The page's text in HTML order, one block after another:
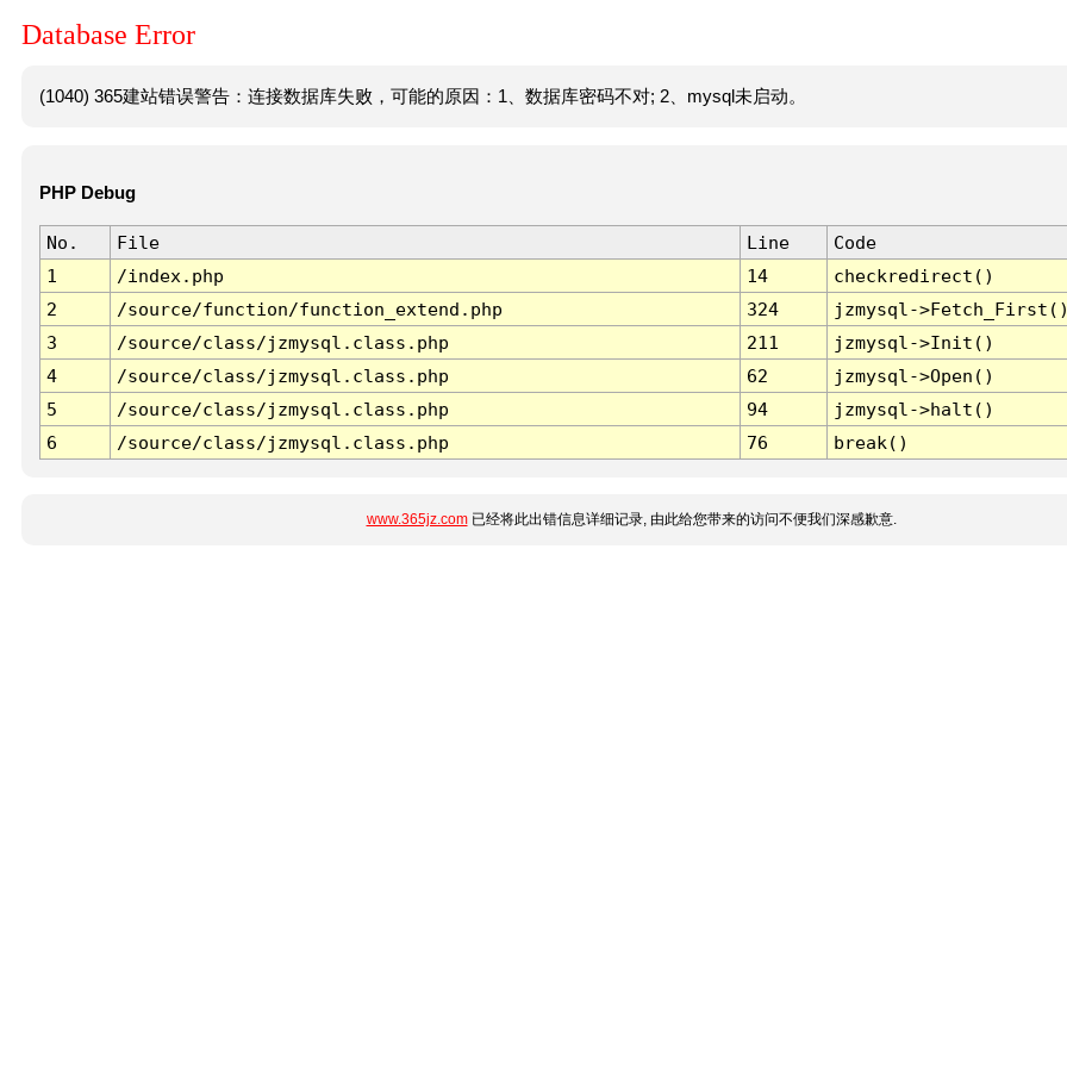
Database Error
(1040) 365建站错误警告：连接数据库失败，可能的原因：1、数据库密码不对; 2、mysql未启动。
PHP Debug
No. File Line
Code
1
/index.php 14
checkredirect()
2
/source/function/function_extend.php 324
jzmysql-
3
/source/class/jzmysql.class.php 211
jzmysql->Init()
4
/source/class/jzmysql.class.php 62
jzmysql->Open()
5
/source/class/jzmysql.class.php 94
jzmysql->halt()
6
/source/class/jzmysql.class.php 76 break()
www.365jz.com已经将此出错信息详细记录, 由此给您带来的访问不便我们深感歉意.